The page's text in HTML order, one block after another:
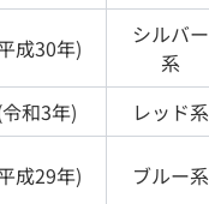
成30年)
シルバー
系
令和3年) レッド系
成29年) ブルー系